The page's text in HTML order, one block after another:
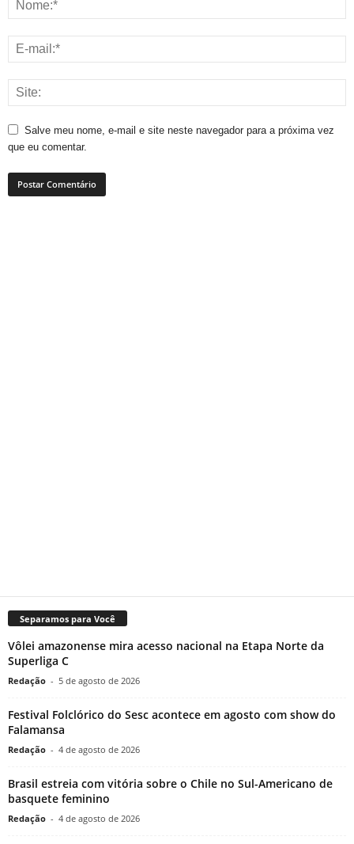
Salve meu nome, e-mail e site neste navegador para a próxima vez
que eu comentar.
Separamos para Você
Vôlei amazonense mira acesso nacional na Etapa Norte da
Superliga C
Redação - 5 de agosto de 2026
Festival Folclórico do Sesc acontece em agosto com show do
Falamansa
Redação - 4 de agosto de 2026
Brasil estreia com vitória sobre o Chile no Sul-Americano de
basquete feminino
Redação - 4 de agosto de 2026